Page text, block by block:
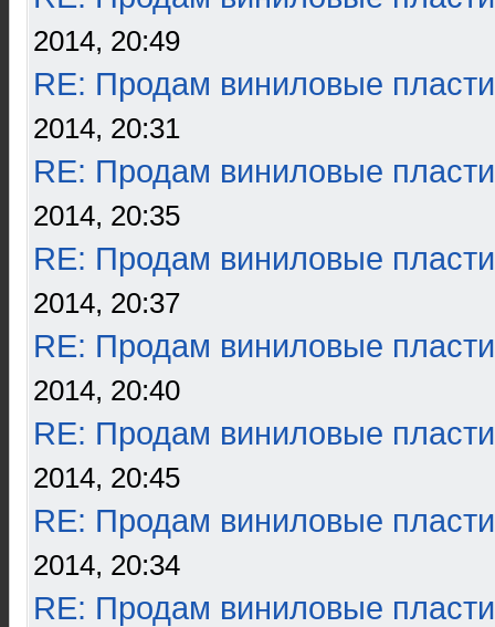
2014, 20:49
RE: Продам виниловые
2014, 20:31
RE: Продам виниловые
2014, 20:35
RE: Продам виниловые
2014, 20:37
RE: Продам виниловые
2014, 20:40
RE: Продам виниловые
2014, 20:45
RE: Продам виниловые
2014, 20:34
RE: Продам виниловые